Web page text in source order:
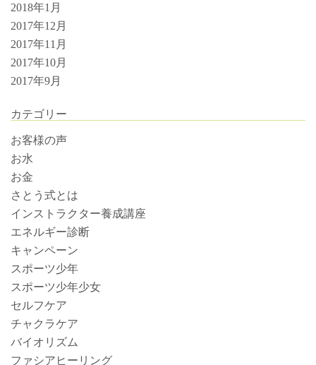
2018年1月
2017年12月
2017年11月
2017年10月
2017年9月
カテゴリー
お客様の声
お水
お金
さとう式とは
インストラクター養成講座
エネルギー診断
キャンペーン
スポーツ少年
スポーツ少年少女
セルフケア
チャクラケア
バイオリズム
ファシアヒーリング